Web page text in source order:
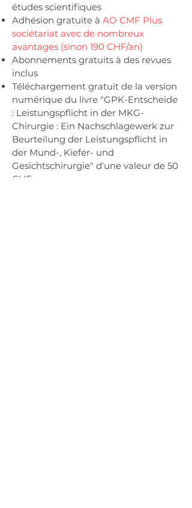
études scientifiques
Adhésion gratuite à AO CMF Plus
sociétariat avec de nombreux
avantages (sinon 190 CHF/an)
Abonnements gratuits à des revues
inclus
Téléchargement gratuit de la version
numérique du livre "GPK-Entscheide
: Leistungspflicht in der MKG-
Chirurgie : Ein Nachschlagewerk zur
Beurteilung der Leistungspflicht in
der Mund-, Kiefer- und
Gesichtschirurgie" d'une valeur de 50
CHF